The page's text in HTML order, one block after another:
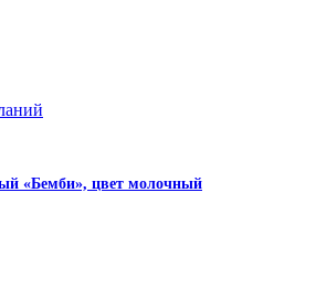
«Бемби», цвет молочный